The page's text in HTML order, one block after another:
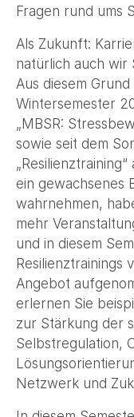
Fragen rund ums
Als Zukunft:
natürlich auch wir
Aus diesem
Wintersemester
„MBSR:
sowie seit dem
ein gewachsenes
wahrnehmen,
mehr
und in diesem
Resilienztrainings
Angebot
erlernen Sie
zur Stärkung der
Selbstregulation,
Netzwerk und